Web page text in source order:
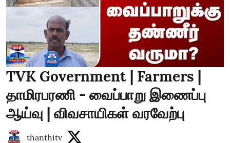
TVK Government | Farmers |
தாமிரபரணி - வைப்பாறு இணைப்பு
ஆய்வு | விவசாயிகள் வரவேற்பு
thanthitv